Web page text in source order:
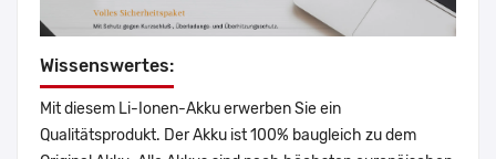
Wissenswertes:
Mit diesem Li-Ionen-Akku erwerben Sie ein
Qualitätsprodukt. Der Akku ist 100% baugleich zu dem